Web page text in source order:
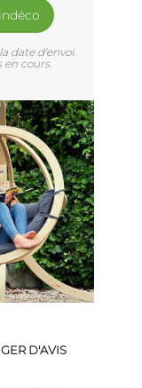
date d'envoi.
en cours.
D'AVIS